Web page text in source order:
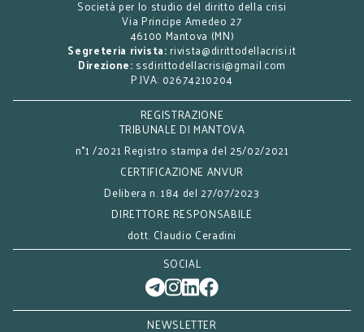
Società per lo studio del diritto della crisi
Via Principe Amedeo 27
46100 Mantova (MN)
Segreteria rivista: rivista@dirittodellacrisi.it
Direzione: ssdirittodellacrisi@gmail.com
P.IVA: 02674210204
REGISTRAZIONE
TRIBUNALE DI MANTOVA
n°1 /2021 Registro stampa del 25/02/2021
CERTIFICAZIONE ANVUR
Delibera n. 184 del 27/07/2023
DIRETTORE RESPONSABILE
dott. Claudio Ceradini
SOCIAL
NEWSLETTER